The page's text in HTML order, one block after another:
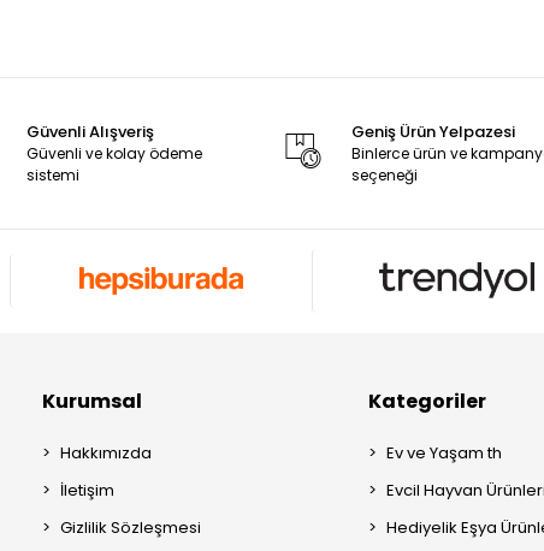
Güvenli Alışveriş
Güvenli ve kolay ödeme
sistemi
Geniş Ürün Yelpazesi
Binlerce ürün ve
seçeneği
Kurumsal
Hakkımızda
İletişim
Gizlilik Sözleşmesi
Kategoriler
Ev ve Yaşam th
Evcil Hayvan
Hediyelik Eşya